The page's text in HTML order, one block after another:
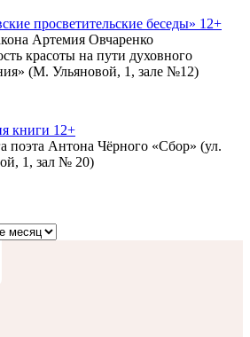
просветительские беседы» 12+
Артемия Овчаренко
красоты на пути духовного
(М. Ульяновой, 1, зале №12)
книги 12+
поэта Антона Чёрного «Сбор» (ул.
1, зал № 20)